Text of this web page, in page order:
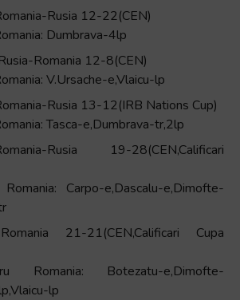
Rusia 12-22(CEN)
Dumbrava-4lp
Romania 12-8(CEN)
V.Ursache-e,Vlaicu-lp
Rusia 13-12(IRB Nations Cup)
Tasca-e,Dumbrava-tr,2lp
Rusia 19-28(CEN,Calificari
Carpo-e,Dascalu-e,Dimofte-
21-21(CEN,Calificari Cupa
Romania: Botezatu-e,Dimofte-
lp